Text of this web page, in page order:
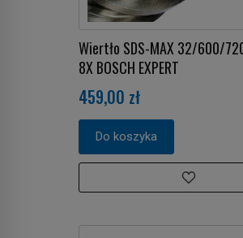
Wiertło SDS-MAX 32/600/
8X BOSCH EXPERT
459,00 zł
Do koszyka